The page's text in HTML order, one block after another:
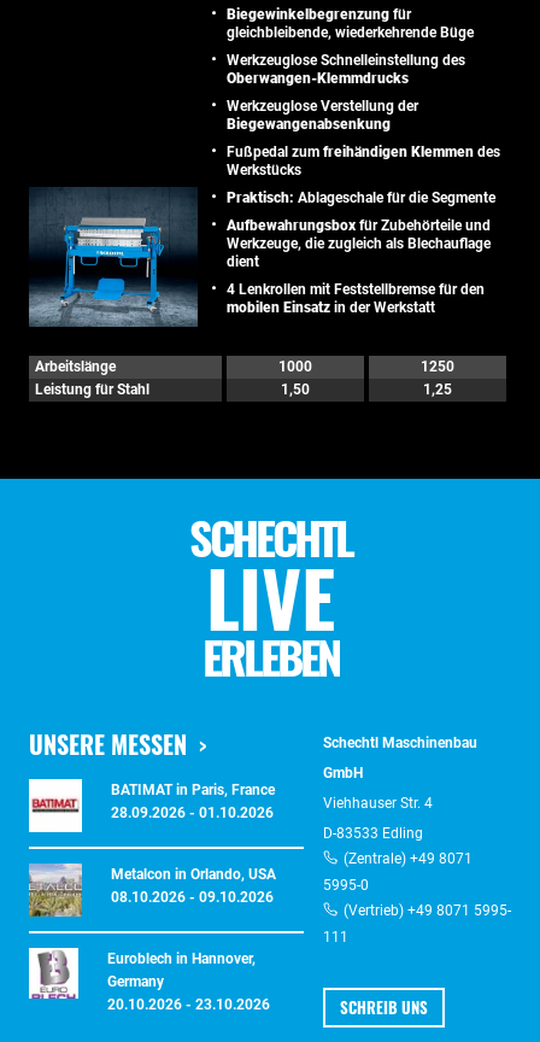
Biegewinkelbegrenzung für
gleichbleibende, wiederkehrende Büge
Werkzeuglose Schnelleinstellung des
Oberwangen-Klemmdrucks
Werkzeuglose Verstellung der
Biegewangenabsenkung
Fußpedal zum freihändigen Klemmen des
Werkstücks
Praktisch: Ablageschale für die Segmente
Aufbewahrungsbox für Zubehörteile und
Werkzeuge, die zugleich als Blechauflage
dient
4 Lenkrollen mit Feststellbremse für den
mobilen Einsatz in der Werkstatt
Arbeitslänge 1000
1250
Leistung für Stahl
1,50 1,25
SCHECHTL
LIVE
ERLEBEN
UNSERE MESSEN
BATIMAT in Paris, France
28.09.2026 - 01.10.2026
Metalcon in Orlando, USA
08.10.2026 - 09.10.2026
Euroblech in Hannover,
Germany
20.10.2026 - 23.10.2026
Schechtl Maschinenbau
GmbH
Viehhauser Str. 4
D-83533 Edling
(Zentrale) +49 8071
5995-0
(Vertrieb) +49 8071 5995-
111
SCHREIB UNS